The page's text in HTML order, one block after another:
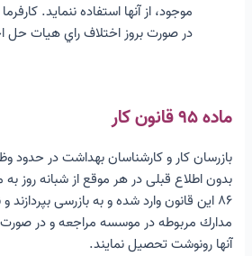
موجود، از آنها استفاده ننماید.
در صورت بروز اختلاف راي هیات حل
ماده ۹۵ قانون کار
بازرسان کار و کارشناسان بهداشت در
بدون اطلاع قبلی در هر موقع از شبانه روز
۸۶ این قانون وارد شده و به بازرسی بپردازند
مدارك مربوطه در موسسه مراجعه و در صورت
آنها رونوشت تحصیل نمایند.